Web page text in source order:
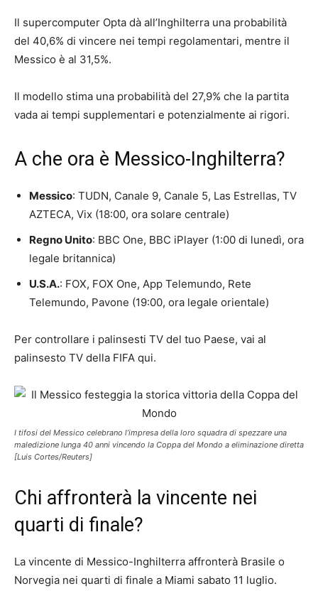
Il supercomputer Opta dà all’Inghilterra una probabilità
del 40,6% di vincere nei tempi regolamentari, mentre il
Messico è al 31,5%.
Il modello stima una probabilità del 27,9% che la partita
vada ai tempi supplementari e potenzialmente ai rigori.
A che ora è Messico-Inghilterra?
Messico: TUDN, Canale 9, Canale 5, Las Estrellas, TV
AZTECA, Vix (18:00, ora solare centrale)
Regno Unito: BBC One, BBC iPlayer (1:00 di lunedì, ora
legale britannica)
U.S.A.: FOX, FOX One, App Telemundo, Rete
Telemundo, Pavone (19:00, ora legale orientale)
Per controllare i palinsesti TV del tuo Paese, vai al
palinsesto TV della FIFA qui.
I tifosi del Messico celebrano l’impresa della loro squadra di spezzare una
maledizione lunga 40 anni vincendo la Coppa del Mondo a eliminazione diretta
[Luis Cortes/Reuters]
Chi affronterà la vincente nei
quarti di finale?
La vincente di Messico-Inghilterra affronterà Brasile o
Norvegia nei quarti di finale a Miami sabato 11 luglio.